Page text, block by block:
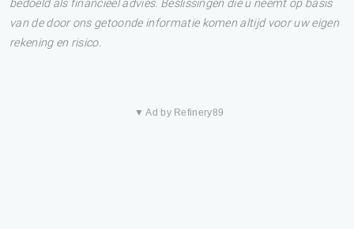
bedoeld als financieel advies. Beslissingen die u neemt op basis
van de door ons getoonde informatie komen altijd voor uw eigen
rekening en risico.
▼ Ad by Refinery89